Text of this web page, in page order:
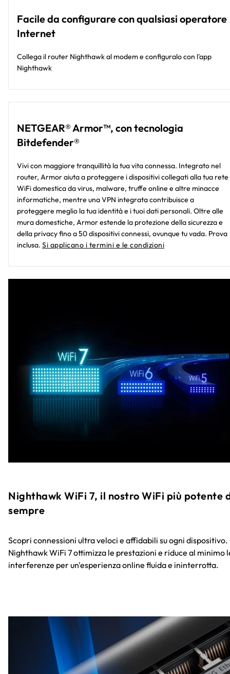
Facile da configurare con qualsiasi operatore
Internet
Collega il router Nighthawk al modem e configuralo con l'app
Nighthawk
NETGEAR® Armor™, con tecnologia
Bitdefender®
Vivi con maggiore tranquillità la tua vita connessa. Integrato nel
router, Armor aiuta a proteggere i dispositivi collegati alla tua rete
WiFi domestica da virus, malware, truffe online e altre minacce
informatiche, mentre una VPN integrata contribuisce a
proteggere meglio la tua identità e i tuoi dati personali. Oltre alle
mura domestiche, Armor estende la protezione della sicurezza e
della privacy fino a 50 dispositivi connessi, ovunque tu vada. Prova
inclusa. Si applicano i termini e le condizioni
Nighthawk WiFi 7, il nostro WiFi più potente
sempre
Scopri connessioni ultra veloci e affidabili su ogni dispositivo.
Nighthawk WiFi 7 ottimizza le prestazioni e riduce al minimo
interferenze per un'esperienza online fluida e ininterrotta.